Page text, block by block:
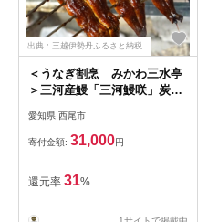
出典：三越伊勢丹ふるさと納税
＜うなぎ割烹 みかわ三水亭
＞三河産鰻「三河鰻咲」炭火
M079
愛知県 西尾市
寄付金額: 31,000円
還元率 31%